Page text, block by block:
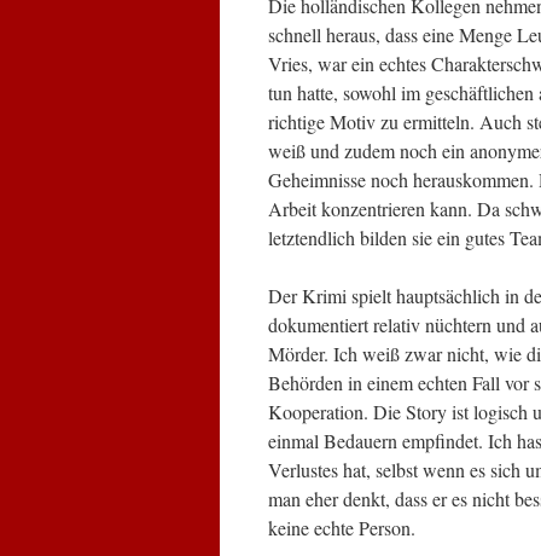
Die holländischen Kollegen
schnell heraus, dass eine Menge
Vries, war ein echtes
tun hatte, sowohl im
richtige Motiv zu ermitteln. Auch
weiß und zudem noch ein
Geheimnisse noch
Arbeit konzentrieren kann. Da
letztendlich bilden sie ein gutes
Der Krimi spielt hauptsächlich in
dokumentiert relativ nüchtern und
Mörder. Ich weiß zwar nicht, wie
Behörden in einem echten Fall vor
Kooperation. Die Story ist logisch
einmal Bedauern empfindet. Ich
Verlustes hat, selbst wenn es sich
man eher denkt, dass er es nicht
keine echte Person.